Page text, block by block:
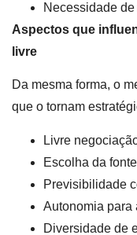
Necessidade
Aspectos que
livre
Da mesma forma, o
que o tornam
Livre
Escolha da
Previsibilidade
Autonomia para
Diversidade de